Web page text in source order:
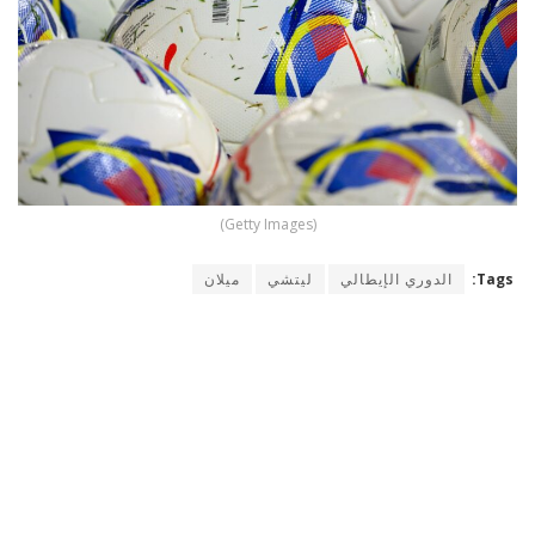
(Getty Images)
Tags: الدوري الإيطالي ليتشي ميلان